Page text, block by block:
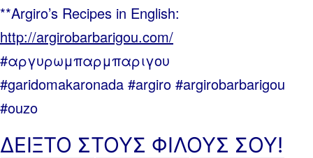
**Argiro’s Recipes in English:
http://argirobarbarigou.com/
#αργυρωμπαρμπαριγου
#garidomakaronada #argiro #argirobarbarigou
#ouzo
ΔΕΙΞΤΟ ΣΤΟΥΣ ΦΙΛΟΥΣ ΣΟΥ!